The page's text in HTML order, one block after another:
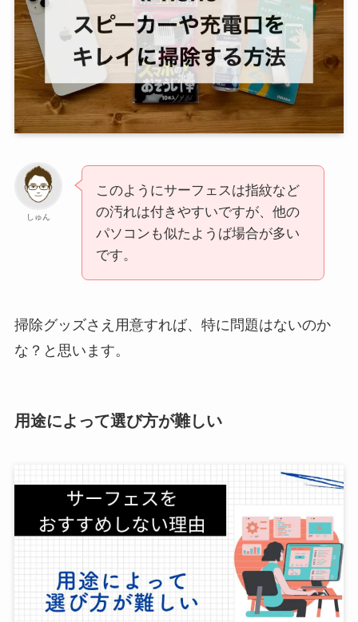
しゅん
このようにサーフェスは指紋など
の汚れは付きやすいですが、他の
パソコンも似たようば場合が多い
です。
掃除グッズさえ用意すれば、特に問題はないのか
な？と思います。
用途によって選び方が難しい